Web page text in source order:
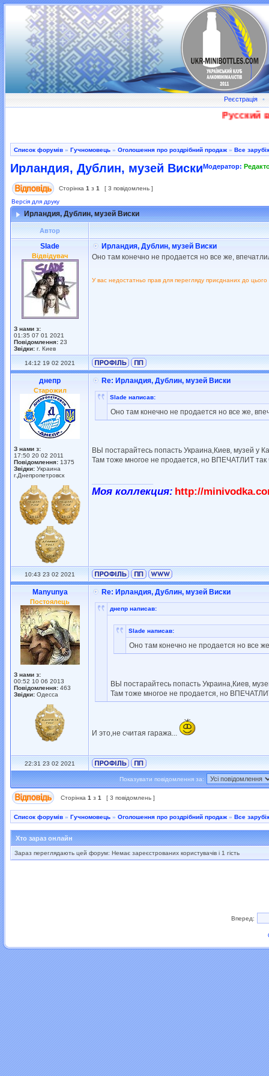
Реєстрація •
Русский
Список форумів » Гучномовець » Оголошення про роздрібний продаж » Все
Ирландия, Дублин, музей ВискиМодератор:
Сторінка 1 з 1
[ 3 повідомлень ]
Версія для друку
Ирландия, Дублин, музей Виски
Автор
Slade
Відвідувач
З нами з:
01:35 07 01 2021
Повідомлення: 23
Звідки: г. Киев
Ирландия, Дублин, музей Виски
Оно там конечно не продается но все же,
У вас недостатньо прав для перегляду приєднаних до цього
14:12 19 02 2021
днепр
Старожил
З нами з:
17:50 20 02 2011
Повідомлення: 1375
Звідки: Украина
г.Днепропетровск
Re: Ирландия, Дублин, музей Виски
Slade написав:
Оно там конечно не продается но все же,
ВЫ постарайтесь попасть Украина,Киев, музей у
Там тоже многое не продается, но ВПЕЧАТЛИТ так
Моя коллекция: http://
10:43 23 02 2021
Manyunya
Постоялець
З нами з:
00:52 10 06 2013
Повідомлення: 463
Звідки: Одесса
Re: Ирландия, Дублин, музей Виски
днепр написав:
Slade написав:
Оно там конечно не продается но все
ВЫ постарайтесь попасть Украина,Киев,
Там тоже многое не продается, но
И это,не считая гаража...
22:31 23 02 2021
Показувати повідомлення за:
Сторінка 1 з 1 [ 3 повідомлень ]
Список форумів » Гучномовець » Оголошення про роздрібний продаж » Все
Хто зараз онлайн
Зараз переглядають цей форум: Немає зареєстрованих користувачів і 1 гість
Вперед: